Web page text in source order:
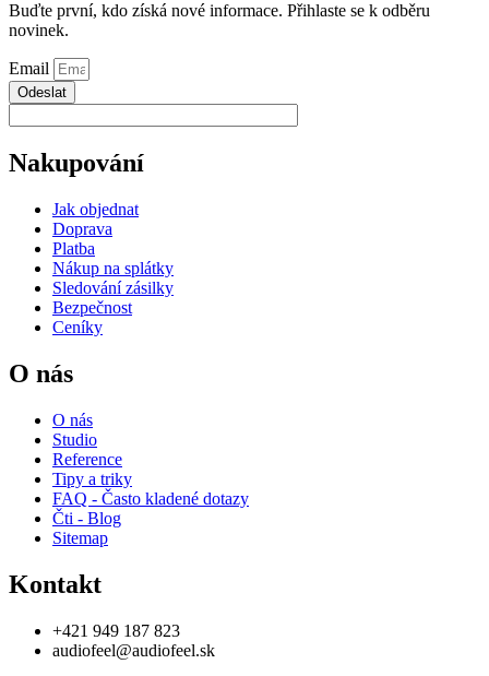
Buďte první, kdo získá nové informace. Přihlaste se k odběru
novinek.
Email
Odeslat
Nakupování
Jak objednat
Doprava
Platba
Nákup na splátky
Sledování zásilky
Bezpečnost
Ceníky
O nás
O nás
Studio
Reference
Tipy a triky
FAQ - Často kladené dotazy
Čti - Blog
Sitemap
Kontakt
+421 949 187 823
audiofeel@audiofeel.sk